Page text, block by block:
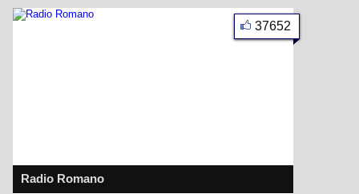
Radio Romano
37652